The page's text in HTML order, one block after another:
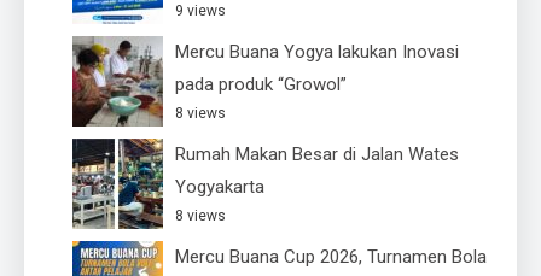
9 views
Mercu Buana Yogya lakukan Inovasi
pada produk “Growol”
8 views
Rumah Makan Besar di Jalan Wates
Yogyakarta
8 views
Mercu Buana Cup 2026, Turnamen Bola